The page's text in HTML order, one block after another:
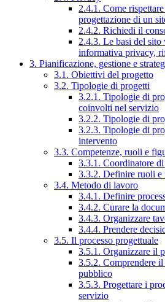
2.4.1. Come
progettazione di un
2.4.2. Richiedi il
2.4.3. Le basi del sito
informativa privacy,
3. Pianificazione, gestione e
3.1. Obiettivi del progetto
3.2. Tipologie di progetti
3.2.1. Tipologie di
coinvolti nel servizio
3.2.2. Tipologie di
3.2.3. Tipologie di
intervento
3.3. Competenze, ruoli e
3.3.1. Coordinatore
3.3.2. Definire ruoli e
3.4. Metodo di lavoro
3.4.1. Definire
3.4.2. Curare la
3.4.3. Organizzare
3.4.4. Prendere
3.5. Il processo progettuale
3.5.1. Organizzare il
3.5.2. Comprendere
pubblico
3.5.3. Progettare i
servizio